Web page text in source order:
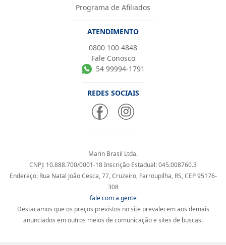
Programa de Afiliados
ATENDIMENTO
0800 100 4848
Fale Conosco
54 99994-1791
REDES SOCIAIS
Marin Brasil Ltda.
CNPJ: 10.888.700/0001-18 Inscrição Estadual: 045.008760.3
Endereço: Rua Natal João Cesca, 77, Cruzeiro, Farroupilha, RS, CEP 95176-
308
fale com a gente
Destacamos que os preços previstos no site prevalecem aos demais
anunciados em outros meios de comunicação e sites de buscas.